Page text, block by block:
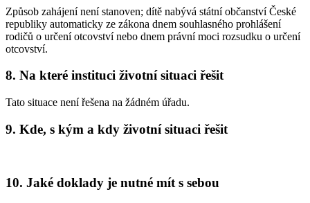
Způsob zahájení není stanoven; dítě nabývá státní občanství České
republiky automaticky ze zákona dnem souhlasného prohlášení
rodičů o určení otcovství nebo dnem právní moci rozsudku o určení
otcovství.
8. Na které instituci životní situaci řešit
Tato situace není řešena na žádném úřadu.
9. Kde, s kým a kdy životní situaci řešit
10. Jaké doklady je nutné mít s sebou